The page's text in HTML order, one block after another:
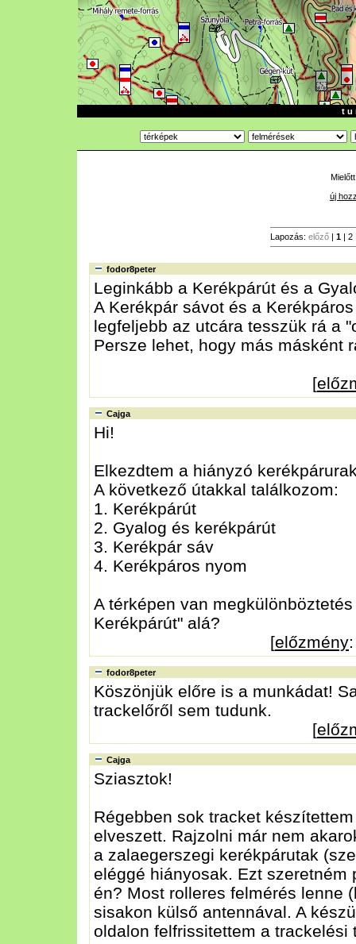
t u
új
Lapozás: előző | 1 | 2
fodor8peter
Leginkább a Kerékpárút és a
A Kerékpár sávot és a
legfeljebb az utcára tesszük rá a
Persze lehet, hogy más másként
[
Cajga
Hi!
Elkezdtem a hiányzó
A következő útakkal találkozom:
1. Kerékpárút
2. Gyalog és kerékpárút
3. Kerékpár sáv
4. Kerékpáros nyom
A térképen van
Kerékpárút" alá?
[előzmény
fodor8peter
Köszönjük előre is a munkádat!
trackelőről sem tudunk.
[
Cajga
Sziasztok!
Régebben sok tracket
elveszett. Rajzolni már nem
a zalaegerszegi kerékpárutak
eléggé hiányosak. Ezt
én? Most rolleres felmérés lenne
sisakon külső antennával. A
oldalon felfrissitettem a trackelési